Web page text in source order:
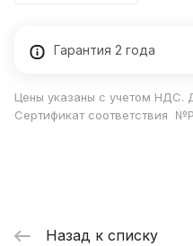
Гарантия 2 года
Цены указаны с учетом НДС.
Сертификат соответствия
Назад к списку